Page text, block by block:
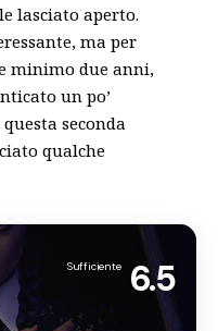
lasciato aperto.
ma per
minimo due anni,
un po’
seconda
qualche
Sufficiente 6.5